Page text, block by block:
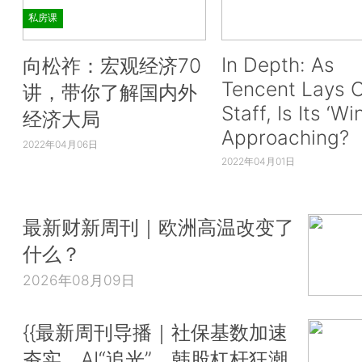
私房课
向松祚：宏观经济70
讲，带你了解国内外
经济大局
2022年04月06日
In Depth: As
Tencent Lays
Staff, Is Its
Approaching?
2022年04月01日
最新财新周刊｜欧洲高温改变了
什么？
2026年08月09日
{{最新周刊导播｜社保基数加速